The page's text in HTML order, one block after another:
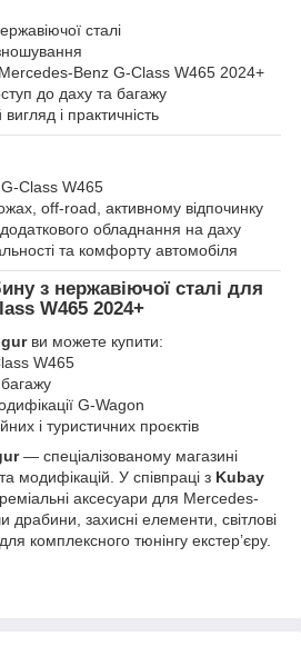
сталі
Benz G-Class W465 2024+
до даху та багажу
і практичність
Class W465
off-road, активному відпочинку
додаткового обладнання на даху
та комфорту автомобіля
з нержавіючої сталі для
W465 2024+
ви можете купити:
W465
G-Wagon
і туристичних проєктів
— спеціалізованому магазині
модифікацій. У співпраці з Kubay
аксесуари для Mercedes-
захисні елементи, світлові
комплексного тюнінгу екстер’єру.